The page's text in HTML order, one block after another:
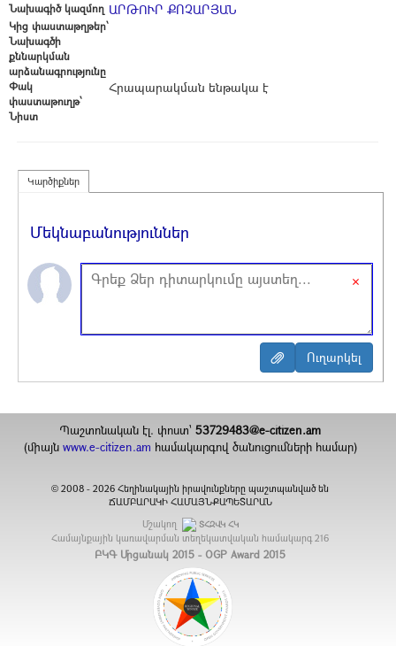
Նախագիծ կազմող ԱՐԹՈՒՐ ՔՈՉԱՐՅԱՆ
Կից փաստաթղթեր՝
Նախագծի
քննարկման
արձանագրությունը
Փակ
փաստաթուղթ՝
Հրապարակման ենթակա է
Նիստ
Կարծիքներ
Մեկնաբանություններ
×
Պաշտոնական էլ. փոստ`53729483@e-citizen.am
(միայն www.e-citizen.am համակարգով ծանուցումների համար)
© 2008 -2026 Հեղինակային իրավունքները պաշտպանված են
ՃԱՄԲԱՐԱԿԻ ՀԱՄԱՅՆՔԱՊԵՏԱՐԱՆ
Մշակող
ՏՀԶՎԿ ՀԿ
Համայնքային կառավարման տեղեկատվական համակարգ 216
ԲԿԳ Մրցանակ 2015 - OGP Award 2015